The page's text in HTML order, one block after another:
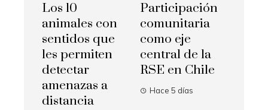
Los 10
animales con
sentidos que
les permiten
detectar
amenazas a
distancia
Participación
comunitaria
como eje
central de la
RSE en Chile
Hace 5 días